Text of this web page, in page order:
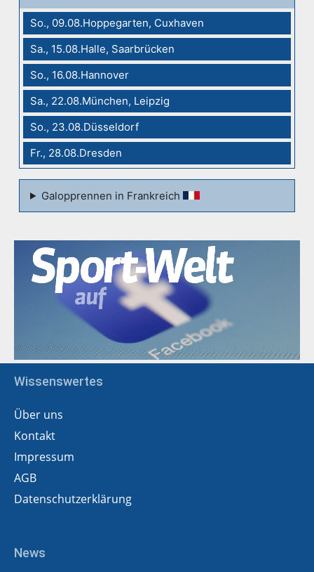
So., 09.08.Hoppegarten, Cuxhaven
Sa., 15.08.Halle, Saarbrücken
So., 16.08.Hannover
Sa., 22.08.München, Leipzig
So., 23.08.Düsseldorf
Fr., 28.08.Dresden
Galopprennen in Frankreich
Wissenswertes
Über uns
Kontakt
Impressum
AGB
Datenschutzerklärung
News